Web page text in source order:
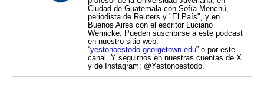
Ciudad de Guatemala con Sofía Menchú,
periodista de Reuters y "El País", y en
Buenos Aires con el escritor Luciano
Wernicke. Pueden suscribirse a este pódcast
en nuestro sitio web:
“yestonoestodo.georgetown.edu” o por este
canal. Y seguirnos en nuestras cuentas de X
y de Instagram: @Yestonoestodo.